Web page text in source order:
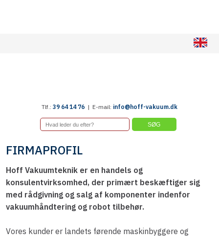
​
Tlf.: 39 64 14 76 | E-mail: info@hoff-vakuum.dk
FIRMAPROFIL
Hoff Vakuumteknik er en handels og
konsulentvirksomhed, der primært beskæftiger sig
med rådgivning og salg af komponenter indenfor
vakuumhåndtering og robot tilbehør.
Vores kunder er landets førende maskinbyggere og